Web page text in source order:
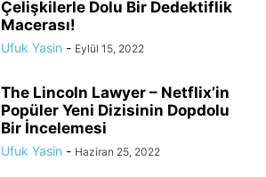
Çelişkilerle Dolu Bir Dedektiflik
Macerası!
Ufuk Yasin - Eylül 15, 2022
The Lincoln Lawyer – Netflix’in
Popüler Yeni Dizisinin Dopdolu
Bir İncelemesi
Ufuk Yasin - Haziran 25, 2022